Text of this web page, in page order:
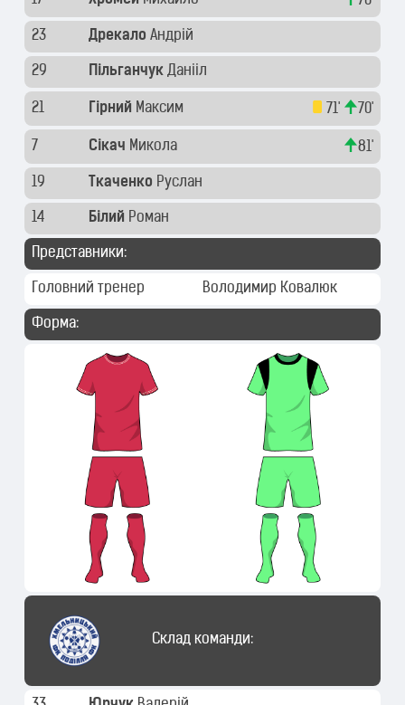
23 Дрекало Андрій
29 Пільганчук Данііл
21 Гірний Максим 71' 70'
7 Сікач Микола 81'
19 Ткаченко Руслан
14 Білий Роман
Представники:
Головний тренер Володимир Ковалюк
Форма:
Склад команди: